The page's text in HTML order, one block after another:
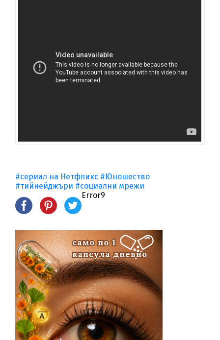
#сериал на Нетфликс #Юношество
#тийнейджъри #социални мрежи
Error9